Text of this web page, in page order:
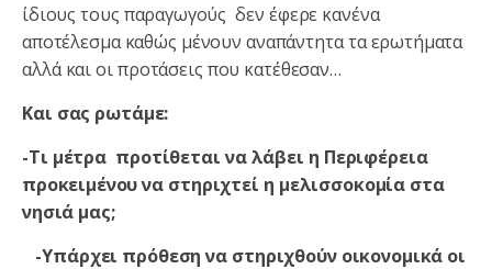
ίδιους τους παραγωγούς δεν έφερε κανένα
αποτέλεσμα καθώς μένουν αναπάντητα τα ερωτήματα
αλλά και οι προτάσεις που κατέθεσαν…
Και σας ρωτάμε:
-Τι μέτρα προτίθεται να λάβει η Περιφέρεια
προκειμένου να στηριχτεί η μελισσοκομία στα
νησιά μας;
-Υπάρχει πρόθεση να στηριχθούν οικονομικά οι